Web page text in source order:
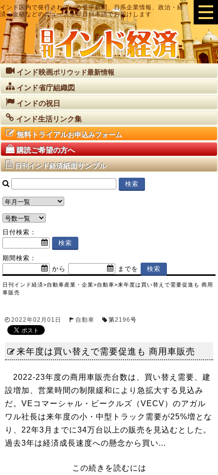
インド国内で発行されている英字新聞、日系企業情報、政治・経
済・金融などのニュースを即日日本語でお届けします
インド映画ボリウッド最新情報
インド省庁組織図
インドの祝日
インド生活リンク集
無料トライアルお申込みフォーム
購読ご希望の方へ
日刊インド経済紙面サンプル
日付検索：
期間検索：
から
までを
日刊インド経済>自動車産業・企業>自動車>来年度は買い替えで需要促進も 商用
車販売
2022年02月01日 自動車 第2196号
来年度は買い替えで需要促進も 商用車販売
2022-23年度の商用車販売台数は、買い替え需要、建
設増加、営業時間の制限緩和により急拡大する見込み
だ。VEコマーシャル・ビークルズ（VECV）のアガル
ワル社長は来年度の小・中型トラック需要が25%増とな
り、22年3月までに34万台以上の販売を見込むとした。
過去3年は経済成長速度への懸念から買い...
この続きを読むには